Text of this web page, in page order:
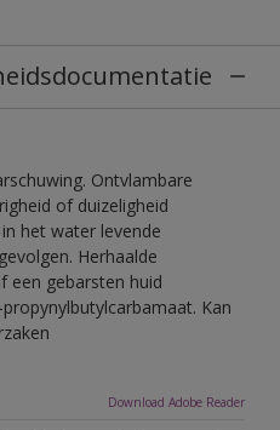
Ontvlambare
of duizeligheid
het water levende
Herhaalde
een gebarsten huid
Kan
Download Adobe Reader